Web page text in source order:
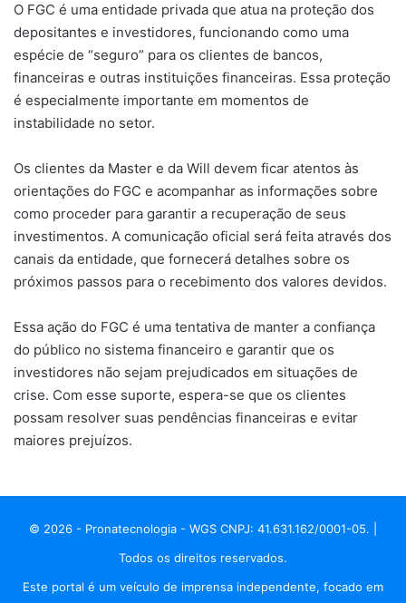
O FGC é uma entidade privada que atua na proteção dos
depositantes e investidores, funcionando como uma
espécie de “seguro” para os clientes de bancos,
financeiras e outras instituições financeiras. Essa proteção
é especialmente importante em momentos de
instabilidade no setor.
Os clientes da Master e da Will devem ficar atentos às
orientações do FGC e acompanhar as informações sobre
como proceder para garantir a recuperação de seus
investimentos. A comunicação oficial será feita através dos
canais da entidade, que fornecerá detalhes sobre os
próximos passos para o recebimento dos valores devidos.
Essa ação do FGC é uma tentativa de manter a confiança
do público no sistema financeiro e garantir que os
investidores não sejam prejudicados em situações de
crise. Com esse suporte, espera-se que os clientes
possam resolver suas pendências financeiras e evitar
maiores prejuízos.
© 2026 - Pronatecnologia - WGS CNPJ: 41.631.162/0001-05. |
Todos os direitos reservados.
Este portal é um veículo de imprensa independente, focado em